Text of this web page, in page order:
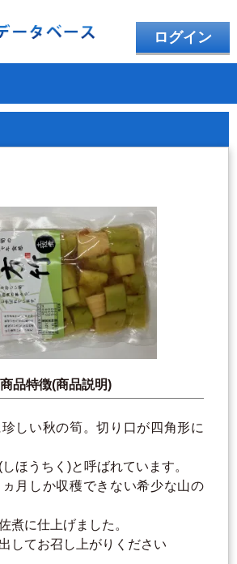
ログイン
商品特徴(商品説明)
しい秋の筍。切り口が四角形に
ほうちく)と呼ばれています。
月しか収穫できない希少な山の
煮に仕上げました。
してお召し上がりください